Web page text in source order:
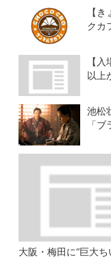
【
クカ
【
以上
池松
「
大阪・梅田に“巨大ち